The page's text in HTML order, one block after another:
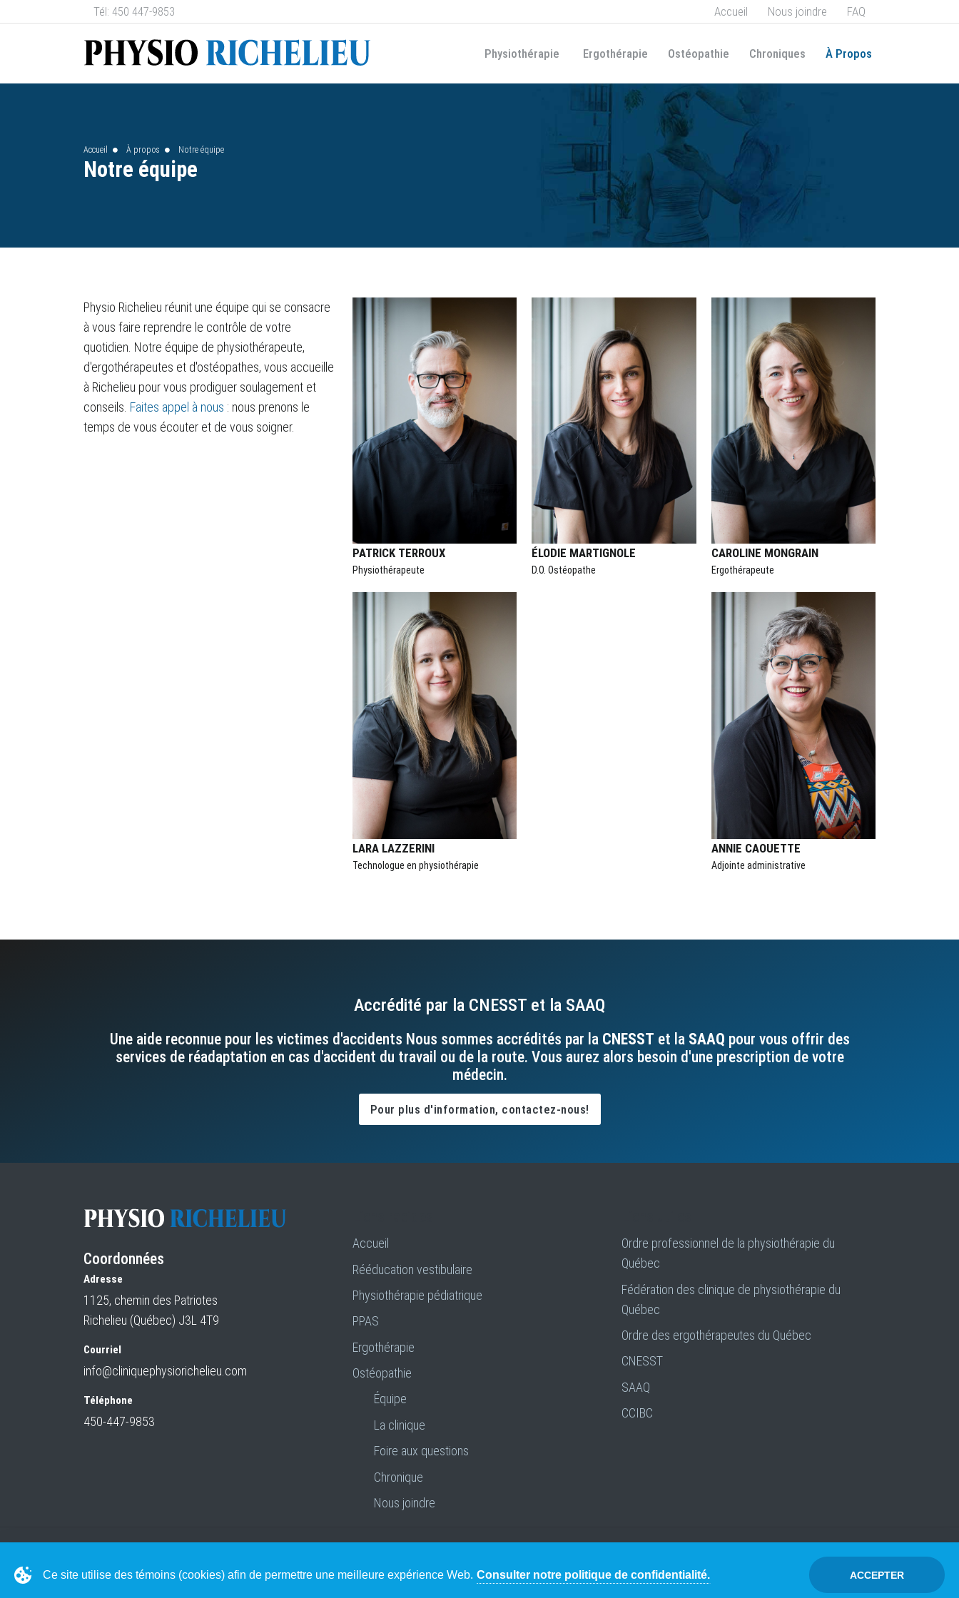
Tél: 450 447-9853 Accueil Nous joindre FAQ
Physiothérapie Ergothérapie Ostéopathie Chroniques À Propos
Accueil À propos Notre équipe
Notre équipe
Physio Richelieu réunit une équipe qui se consacre
à vous faire reprendre le contrôle de votre
quotidien. Notre équipe de physiothérapeute,
d'ergothérapeutes et d'ostéopathes, vous accueille
à Richelieu pour vous prodiguer soulagement et
conseils. Faites appel à nous : nous prenons le
temps de vous écouter et de vous soigner.
PATRICK TERROUX
Physiothérapeute
ÉLODIE MARTIGNOLE
D.O. Ostéopathe
CAROLINE MONGRAIN
Ergothérapeute
LARA LAZZERINI
Technologue en physiothérapie
ANNIE CAOUETTE
Adjointe administrative
Accrédité par la CNESST et la SAAQ
Une aide reconnue pour les victimes d'accidents Nous sommes accrédités par la CNESST et la SAAQ pour vous offrir des
services de réadaptation en cas d'accident du travail ou de la route. Vous aurez alors besoin d'une prescription de votre
médecin.
Pour plus d'information, contactez-nous!
Coordonnées
Adresse
1125, chemin des Patriotes
Richelieu (Québec) J3L 4T9
Courriel
info@cliniquephysiorichelieu.com
Téléphone
450-447-9853
Accueil
Rééducation vestibulaire
Physiothérapie pédiatrique
PPAS
Ergothérapie
Ostéopathie
Équipe
La clinique
Foire aux questions
Chronique
Nous joindre
Ordre professionnel de la physiothérapie du
Québec
Fédération des clinique de physiothérapie du
Québec
Ordre des ergothérapeutes du Québec
CNESST
SAAQ
CCIBC
Responsable de la protection des renseignements personnels: Patrick Terroux, directeur.
Confidentialité Avertissement Création site Web LULUWEBS
Ce site utilise des témoins (cookies) afin de permettre une meilleure expérience Web. Consulter notre politique de confidentialité. ACCEPTER